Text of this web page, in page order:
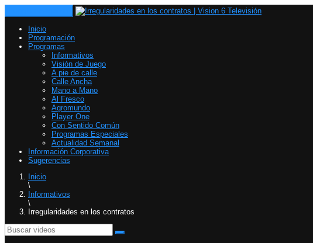
Inicio
Programación
Programas
Informativos
Visión de Juego
A pie de calle
Calle Ancha
Mano a Mano
Al Fresco
Agromundo
Player One
Con Sentido Común
Programas Especiales
Actualidad Semanal
Información Corporativa
Sugerencias
Inicio
\
Informativos
\
Irregularidades en los contratos